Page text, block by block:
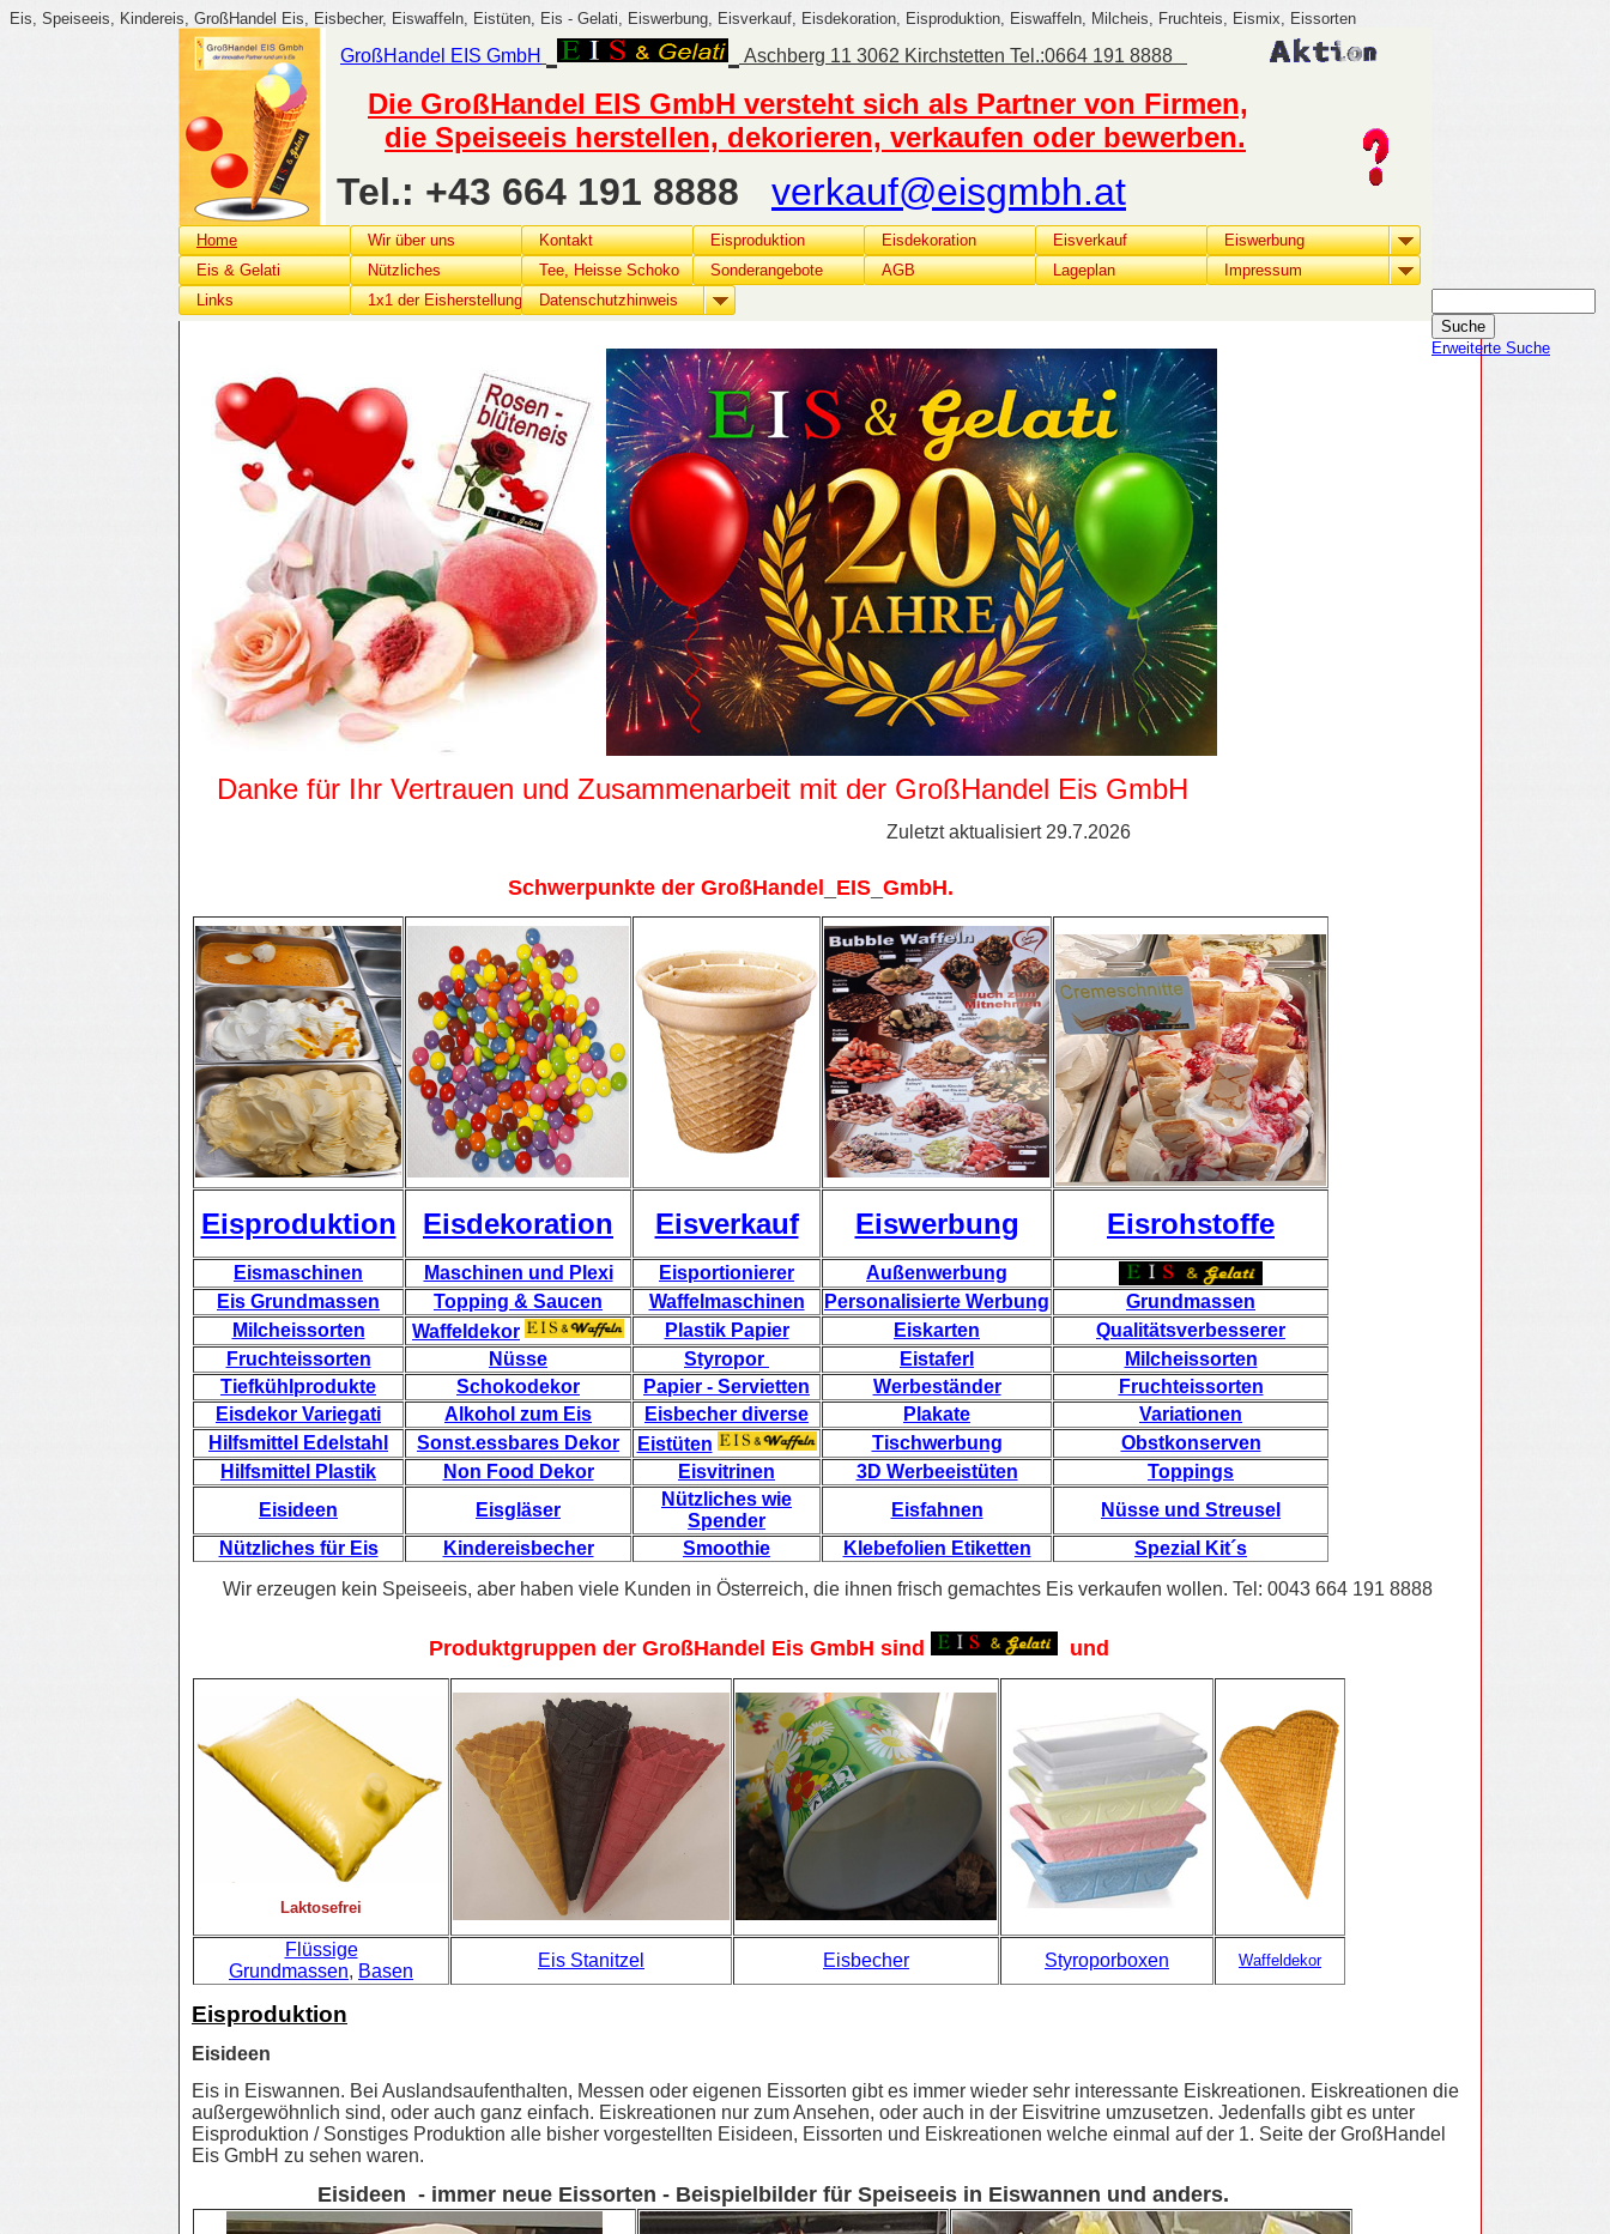
Eis, Speiseeis, Kindereis, GroßHandel Eis, Eisbecher, Eiswaffeln, Eistüten, Eis - Gelati, Eiswerbung, Eisverkauf, Eisdekoration, Eisproduktion, Eiswaffeln, Milcheis, Fruchteis, Eismix, Eissorten
GroßHandel EIS GmbH Aschberg 11 3062 Kirchstetten Tel.:0664 191 8888
Die GroßHandel EIS GmbH versteht sich als Partner von Firmen,
die Speiseeis herstellen, dekorieren, verkaufen oder bewerben.
Tel.: +43 664 191 8888 verkauf@eisgmbh.at
Home Wir über uns Kontakt Eisproduktion Eisdekoration Eisverkauf
Eiswerbung
Eis & Gelati
Nützliches Tee, Heisse Schoko Sonderangebote AGB Lageplan
Impressum
Links
1x1 der Eisherstellung Datenschutzhinweis
Erweiterte Suche
Danke für Ihr Vertrauen und Zusammenarbeit mit der GroßHandel Eis GmbH
Zuletzt aktualisiert 29.7.2026
Schwerpunkte der GroßHandel EIS GmbH.
Eisproduktion Eisdekoration Eisverkauf Eiswerbung Eisrohstoffe
Eismaschinen Maschinen und Plexi Eisportionierer
Außenwerbung
Eis Grundmassen
Topping & Saucen Waffelmaschinen Personalisierte Werbung
Grundmassen
Milcheissorten
Waffeldekor Plastik Papier Eiskarten
Qualitätsverbesserer
Fruchteissorten
Nüsse Styropor Eistaferl
Milcheissorten
Tiefkühlprodukte
Schokodekor Papier - Servietten Werbeständer
Fruchteissorten
Eisdekor Variegati
Alkohol zum Eis Eisbecher diverse Plakate
Variationen
Hilfsmittel Edelstahl
Sonst.essbares Dekor Eistüten Tischwerbung
Obstkonserven
Hilfsmittel Plastik
Non Food Dekor Eisvitrinen 3D Werbeeistüten
Toppings
Eisideen
Eisgläser
Nützliches wie
Spender
Eisfahnen
Nüsse und Streusel
Nützliches für Eis
Kindereisbecher Smoothie Klebefolien Etiketten Spezial Kit´s
Wir erzeugen kein Speiseeis, aber haben viele Kunden in Österreich, die ihnen frisch gemachtes Eis verkaufen wollen. Tel: 0043 664 191 8888
Produktgruppen der GroßHandel Eis GmbH sind und
Laktosefrei
Flüssige
Grundmassen, Basen
Eis Stanitzel Eisbecher Styroporboxen Waffeldekor
Eisproduktion
Eisideen
Eis in Eiswannen. Bei Auslandsaufenthalten, Messen oder eigenen Eissorten gibt es immer wieder sehr interessante Eiskreationen. Eiskreationen die
außergewöhnlich sind, oder auch ganz einfach. Eiskreationen nur zum Ansehen, oder auch in der Eisvitrine umzusetzen. Jedenfalls gibt es unter
Eisproduktion / Sonstiges Produktion alle bisher vorgestellten Eisideen, Eissorten und Eiskreationen welche einmal auf der 1. Seite der GroßHandel
Eis GmbH zu sehen waren.
Eisideen - immer neue Eissorten - Beispielbilder für Speiseeis in Eiswannen und anders.